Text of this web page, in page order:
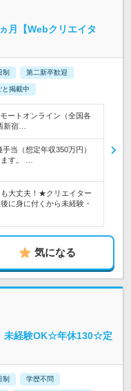
月【Webクリエイタ
制 第二新卒歓迎
と掲載中
ートオンライン（全国各
新宿…
当（想定年収350万円）
す。 …
大丈夫！★クリエイター
に身に付くから未経験・
気になる
未経験OK☆年休130☆定
制 学歴不問